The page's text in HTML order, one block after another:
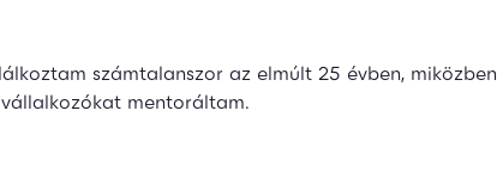
számtalanszor az elmúlt 25 évben, miközben
mentoráltam.